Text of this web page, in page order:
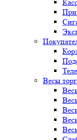
Весы